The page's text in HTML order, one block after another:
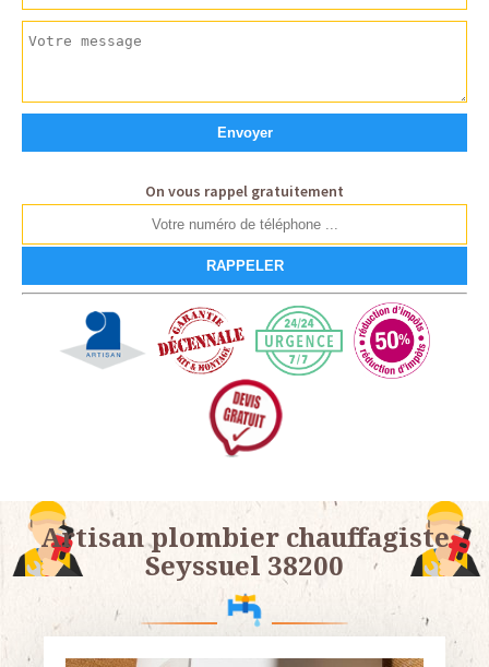
On vous rappel gratuitement
Artisan plombier chauffagiste
Seyssuel 38200